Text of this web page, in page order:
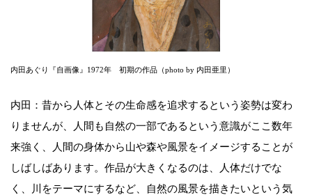
内田あぐり『自画像』1972年 初期の作品（photo by 内田亜里）
内田：昔から人体とその生命感を追求するという姿勢は変わ
りませんが、人間も自然の一部であるという意識がここ数年
来強く、人間の身体から山や森や風景をイメージすることが
しばしばあります。作品が大きくなるのは、人体だけでな
く、川をテーマにするなど、自然の風景を描きたいという気